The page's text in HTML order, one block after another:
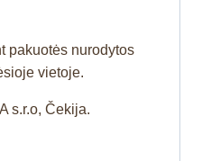
pakuotės nurodytos
vietoje.
s.r.o, Čekija.